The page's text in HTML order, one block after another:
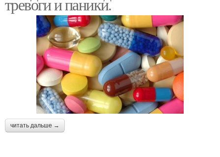
тревоги и паники.
читать дальше →